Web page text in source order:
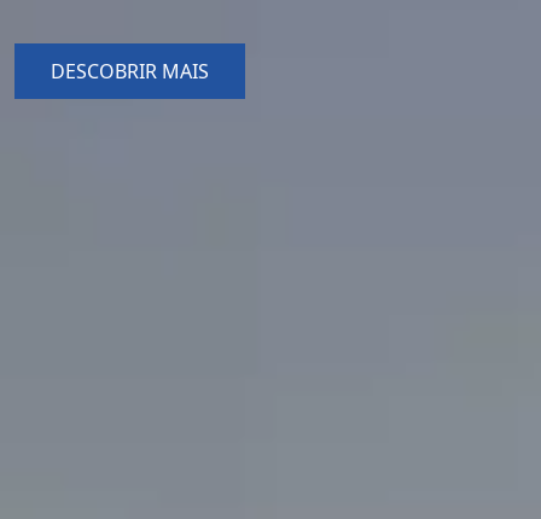
DESCOBRIR MAIS